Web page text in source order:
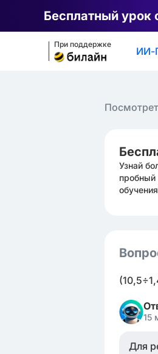
Бесплатный урок
При поддержке
ИИ-
Узнай
пробный
15
Для